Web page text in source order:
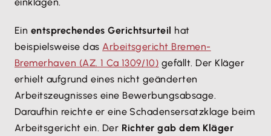
Ein entsprechendes Gerichtsurteil hat
beispielsweise dasArbeitsgericht Bremen-
Bremerhaven (AZ. 1 Ca 1309/10) gefällt. Der Kläger
erhielt aufgrund eines nicht geänderten
Arbeitszeugnisses eine Bewerbungsabsage.
Daraufhin reichte er eine Schadensersatzklage beim
Arbeitsgericht ein. Der Richter gab dem Kläger